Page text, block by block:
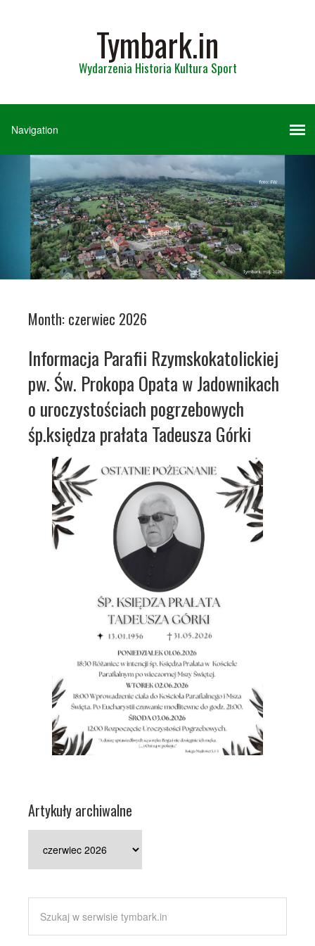
Tymbark.in
Wydarzenia Historia Kultura Sport
Month: czerwiec 2026
Informacja Parafii Rzymskokatolickiej
pw. Św. Prokopa Opata w Jadownikach
o uroczystościach pogrzebowych
śp.księdza prałata Tadeusza Górki
Artykuły archiwalne
archiwalne